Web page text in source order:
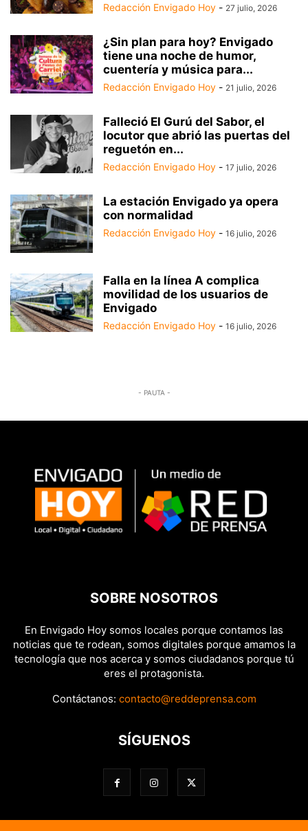
Redacción Envigado Hoy - 27 julio, 2026
¿Sin plan para hoy? Envigado
tiene una noche de humor,
cuentería y música para...
Redacción Envigado Hoy - 21 julio, 2026
Falleció El Gurú del Sabor, el
locutor que abrió las puertas del
reguetón en...
Redacción Envigado Hoy - 17 julio, 2026
La estación Envigado ya opera
con normalidad
Redacción Envigado Hoy - 16 julio, 2026
Falla en la línea A complica
movilidad de los usuarios de
Envigado
Redacción Envigado Hoy - 16 julio, 2026
- PAUTA -
SOBRE NOSOTROS
En Envigado Hoy somos locales porque contamos las
noticias que te rodean, somos digitales porque amamos la
tecnología que nos acerca y somos ciudadanos porque tú
eres el protagonista.
Contáctanos: contacto@reddeprensa.com
SÍGUENOS